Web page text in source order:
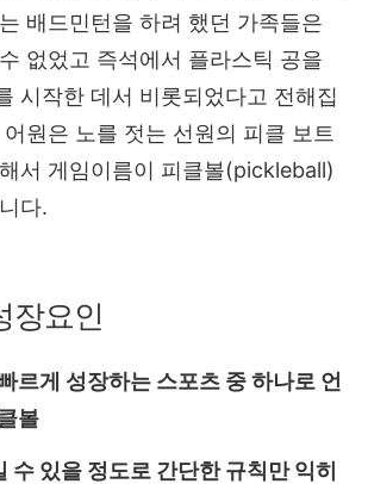
배드민턴을 하려 했던 가족들은
없었고 즉석에서 플라스틱 공을
시작한 데서 비롯되었다고 전해집
원은 노를 젓는 선원의 피클 보트
서 게임이름이 피클볼(pickleball)
다.
장요인
르게 성장하는 스포츠 중 하나로 언
볼
수 있을 정도로 간단한 규칙만 익히